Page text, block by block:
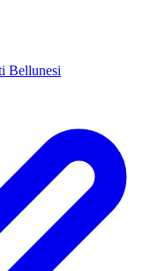
Bellunesi